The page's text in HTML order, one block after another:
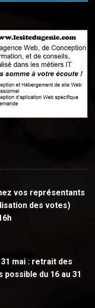
vos représentants
des votes)
mai : retrait des
possible du 16 au 31